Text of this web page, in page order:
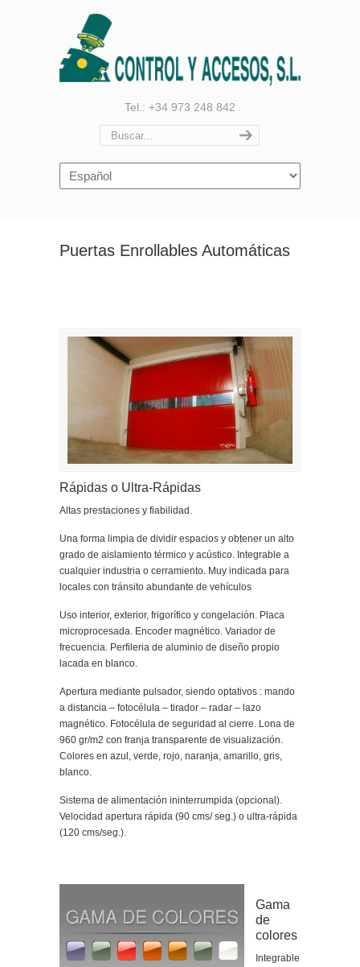
Tel.: +34 973 248 842
Navigation
Puertas Enrollables Automáticas
Rápidas o Ultra-Rápidas
Altas prestaciones y fiabilidad.
Una forma limpia de dividir espacios y obtener un alto
grado de aislamiento térmico y acústico. Integrable a
cualquier industria o cerramiento. Muy indicada para
locales con tránsito abundante de vehículos
Uso interior, exterior, frigorífico y congelación. Placa
microprocesada. Encoder magnético. Variador de
frecuencia. Perfileria de aluminio de diseño propio
lacada en blanco.
Apertura mediante pulsador, siendo optativos : mando
a distancia – fotocélula – tirador – radar – lazo
magnético. Fotocélula de seguridad al cierre. Lona de
960 gr/m2 con franja transparente de visualización.
Colores en azul, verde, rojo, naranja, amarillo, gris,
blanco.
Sistema de alimentación ininterrumpida (opcional).
Velocidad apertura rápida (90 cms/ seg.) o ultra-rápida
(120 cms/seg.).
Gama
de
colores
Integrable